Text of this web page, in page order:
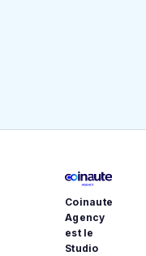
Coinaute
Agency
est le
Studio